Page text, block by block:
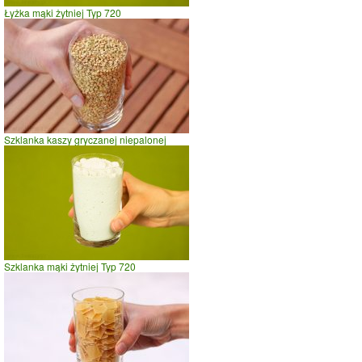
Łyżka mąki żytniej Typ 720
Szklanka kaszy gryczanej niepalonej
Szklanka mąki żytniej Typ 720